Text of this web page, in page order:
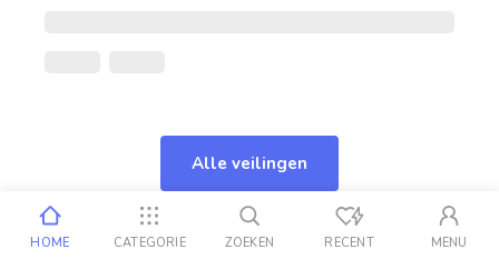
Alle veilingen
HOME CATEGORIE ZOEKEN RECENT MENU